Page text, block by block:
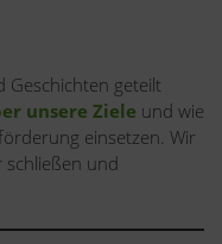
Geschichten geteilt
unsere Ziele und wie
einsetzen. Wir
und